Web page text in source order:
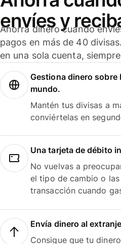
envíes y
Ahorra dinero cuando
pagos en más de 40
en una sola cuenta,
Gestiona dinero sobre
mundo.
Mantén tus divisas a
conviértelas en
Una tarjeta de débito
No vuelvas a
el tipo de cambio o
transacción cuando
Envía dinero al
Consigue que tu